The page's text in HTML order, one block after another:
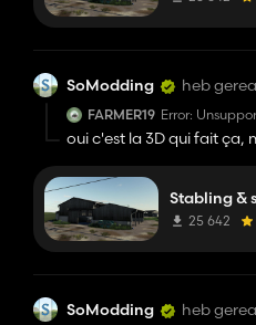
SoModding heb
FARMER19 Error:
oui c'est la 3D qui fait ça,
Stabling &
25 642
SoModding heb